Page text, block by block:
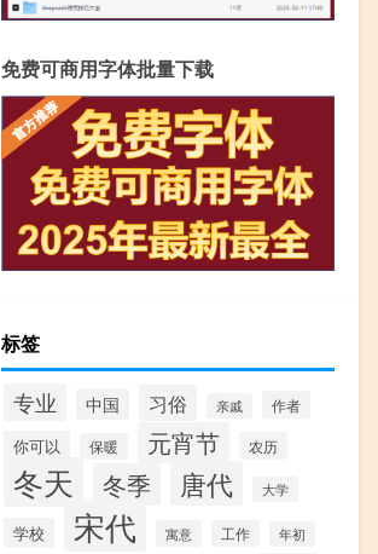
免费可商用字体批量下载
标签
专业 中国 习俗 亲戚 作者
你可以 保暖 元宵节 农历
冬天 冬季 唐代 大学
学校 宋代 寓意 工作 年初